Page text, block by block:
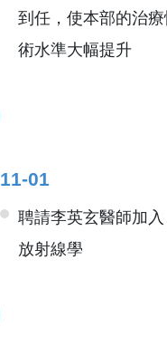
到任，使本部的治
術水準大幅提升
11-01
聘請李英玄醫師加
放射線學